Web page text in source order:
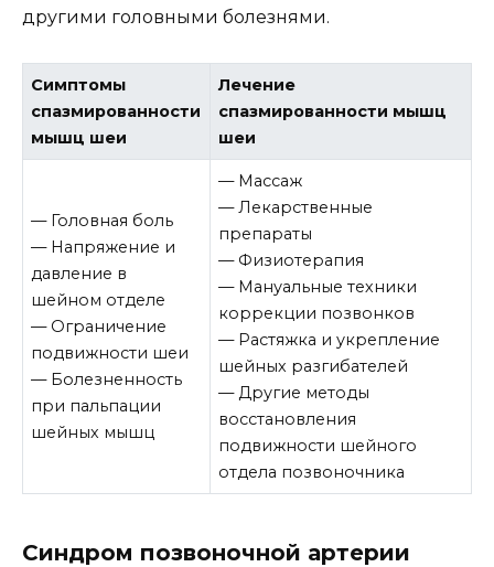
другими головными болезнями.
Симптомы
спазмированности
мышц шеи
Лечение
спазмированности мышц
шеи
— Головная боль
— Напряжение и
давление в
шейном отделе
— Ограничение
подвижности шеи
— Болезненность
при пальпации
шейных мышц
— Массаж
— Лекарственные
препараты
— Физиотерапия
— Мануальные техники
коррекции позвонков
— Растяжка и укрепление
шейных разгибателей
— Другие методы
восстановления
подвижности шейного
отдела позвоночника
Синдром позвоночной артерии